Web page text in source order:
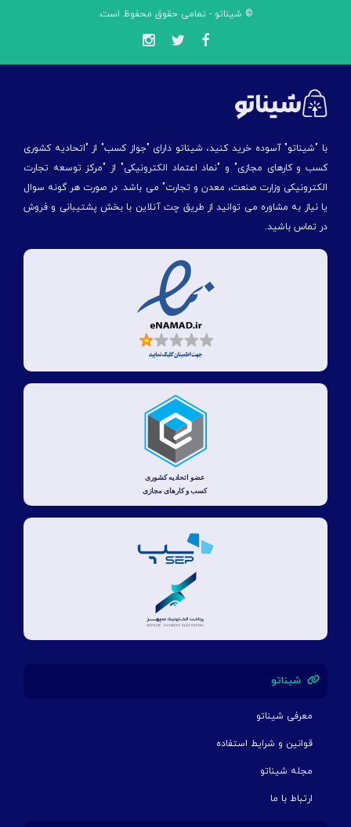
© شیناتو - تمامی حقوق محفوظ است.
با "شیناتو" آسوده خرید کنید، شیناتو دارای "جواز کسب" از "اتحادیه کشوری
کسب و کارهای مجازی" و "نماد اعتماد الکترونیکی" از "مركز توسعه تجارت
الكترونیكی وزارت صنعت، معدن و تجارت" می باشد. در صورت هر گونه سوال
یا نیاز به مشاوره می توانید از طریق چت آنلاین با بخش پشتیبانی و فروش
در تماس باشید.
شیناتو
معرفی شیناتو
قوانین و شرایط استفاده
مجله شیناتو
ارتباط با ما